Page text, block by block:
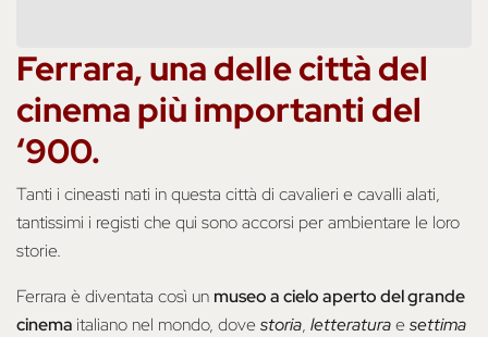
Ferrara, una delle città del
cinema più importanti del
‘900.
Tanti i cineasti nati in questa città di cavalieri e cavalli alati,
tantissimi i registi che qui sono accorsi per ambientare le loro
storie.
Ferrara è diventata così un museo a cielo aperto del grande
cinema italiano nel mondo, dove storia, letteraturae settima